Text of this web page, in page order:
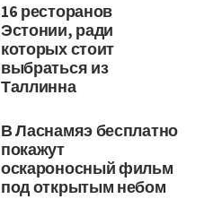
16 ресторанов
Эстонии, ради
которых стоит
выбраться из
Таллинна
В Ласнамяэ бесплатно
покажут
оскароносный фильм
под открытым небом